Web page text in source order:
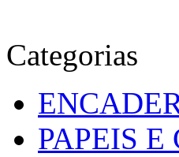
Categorias
PAPEIS